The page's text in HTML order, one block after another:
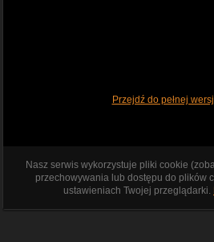
Przejdź do pełnej
Nasz serwis wykorzystuje pliki cookie
przechowywania lub dostępu do plików
ustawieniach Twojej przeglądarki.